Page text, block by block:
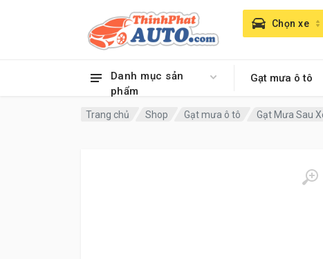
Danh mục sản
phẩm
Gạt mưa ô tô
Chọn xe
Trang chủ Shop Gạt mưa ô tô Gạt Mưa Sau